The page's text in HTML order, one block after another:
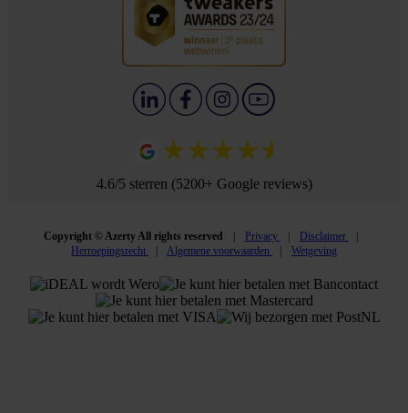
4.6/5 sterren (5200+ Google reviews)
Copyright © Azerty All rights reserved Privacy
Disclaimer
Herroepingsrecht
Algemene voorwaarden Wetgeving